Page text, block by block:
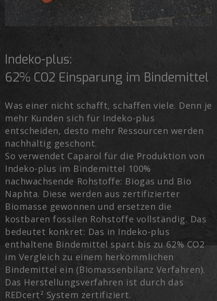
Indeko-plus:
62% CO2 Einsparung im Bindemittel
Was einer nicht schafft, schaffen viele. Denn je
mehr Kunden sich für Indeko-plus
entscheiden, desto mehr Ressourcen werden
nachhaltig geschont.
So verwendet Caparol für die Produktion von
Indeko-plus im Bindemittel 100%
nachwachsende Rohstoffe: Biogas und Bio
Naphta. Diese werden aus zertifizierter
Biomasse gewonnen und ersetzen die
kostbaren fossilen Rohstoffe vollständig. Das
bedeutet konkret: Das in Indeko-plus
enthaltene Bindemittel spart bis zu 62% CO2
im Vergleich zu einem herkömmlichen
Bindemittel ein (Biomassenbilanz Verfahren).
Das Herstellungsverfahren ist durch das
REDcert² System zertifiziert.